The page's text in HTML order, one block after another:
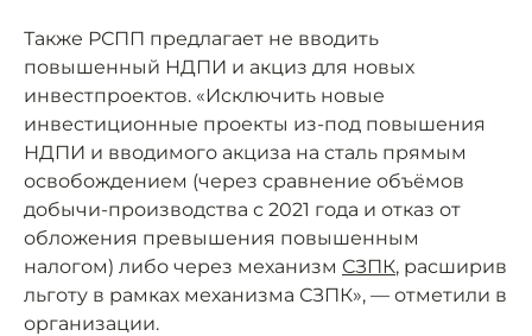
Также РСПП предлагает не вводить
повышенный НДПИ и акциз для новых
инвестпроектов. «Исключить новые
инвестиционные проекты из-под повышения
НДПИ и вводимого акциза на сталь прямым
освобождением (через сравнение объёмов
добычи-производства с 2021 года и отказ от
обложения превышения повышенным
налогом) либо через механизм СЗПК, расширив
льготу в рамках механизма СЗПК», — отметили в
организации.